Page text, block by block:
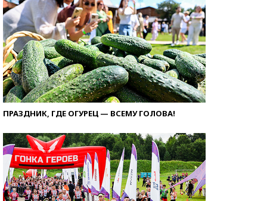
ПРАЗДНИК, ГДЕ ОГУРЕЦ — ВСЕМУ ГОЛОВА!